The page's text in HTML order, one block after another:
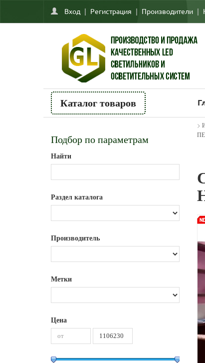
Вход | Регистрация | Производители |
Каталог товаров
Подбор по параметрам
Найти
Раздел каталога
Производитель
Метки
Цена
>